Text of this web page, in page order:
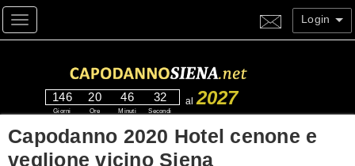
Toggle navigation Login
146
Giorni
20
Ore
46
Minuti
32
Secondi
al 2027
Capodanno 2020 Hotel cenone e
veglione vicino Siena